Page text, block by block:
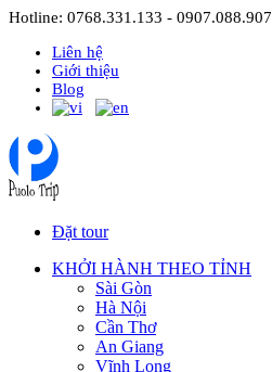
Hotline: 0768.331.133 - 0907.088.907
Liên hệ
Giới thiệu
Blog
Đặt tour
KHỞI HÀNH THEO TỈNH
Sài Gòn
Hà Nội
Cần Thơ
An Giang
Vĩnh Long